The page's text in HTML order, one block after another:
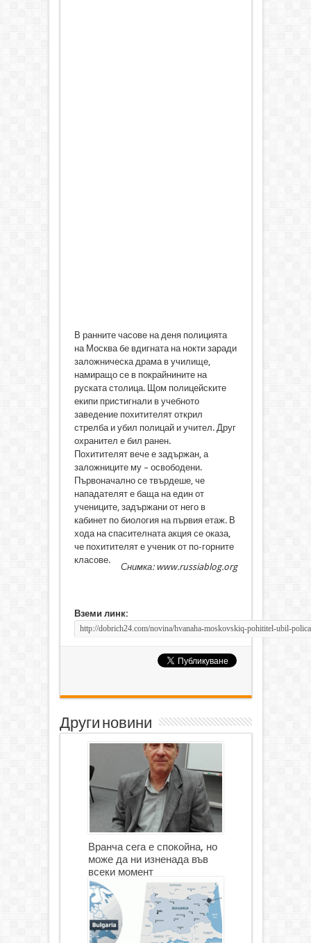
В ранните часове на деня полицията
на Москва бе вдигната на нокти заради
заложническа драма в училище,
намиращо се в покрайнините на
руската столица. Щом полицейските
екипи пристигнали в учебното
заведение похитителят открил
стрелба и убил полицай и учител. Друг
охранител е бил ранен.
Похитителят вече е задържан, а
заложниците му – освободени.
Първоначално се твърдеше, че
нападателят е баща на един от
учениците, задържани от него в
кабинет по биология на първия етаж. В
хода на спасителната акция се оказа,
че похитителят е ученик от по-горните
класове.
Снимка: www.russiablog.org
Вземи линк:
Други новини
Вранча сега е спокойна, но
може да ни изненада във
всеки момент